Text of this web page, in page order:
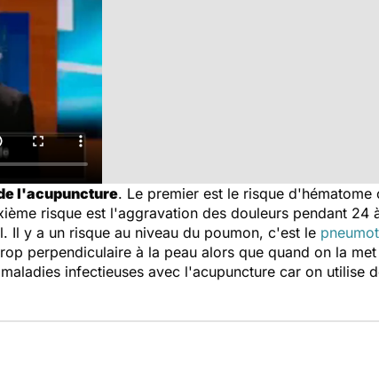
l'acupuncture. Le premier est le risque
risque est l'aggravation des douleurs pendant 24
Il y a un risque au niveau du poumon, c'est le
perpendiculaire à la peau alors que quand on la
infectieuses avec l'acupuncture car on utilise